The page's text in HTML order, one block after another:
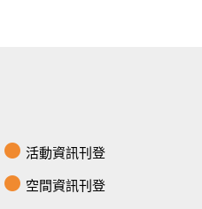
活動資訊刊登
空間資訊刊登